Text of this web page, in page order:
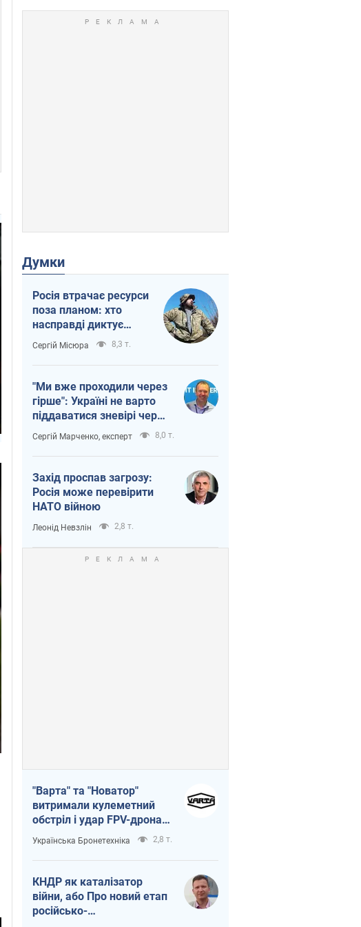
Думки
Росія втрачає ресурси
поза планом: хто
насправді диктує
темп війни
Сергій Місюра 8,3 т.
"Ми вже проходили через
гірше": Україні не варто
піддаватися зневірі через
ракетний терор
Сергій Марченко, експерт 8,0 т.
Захід проспав загрозу:
Росія може перевірити
НАТО війною
Леонід Невзлін 2,8 т.
"Варта" та "Новатор"
витримали кулеметний
обстріл і удар FPV-дрона,
врятувавши життя
офіцеру ЗСУ
Українська Бронетехніка 2,8 т.
КНДР як каталізатор
війни, або Про новий етап
російсько-